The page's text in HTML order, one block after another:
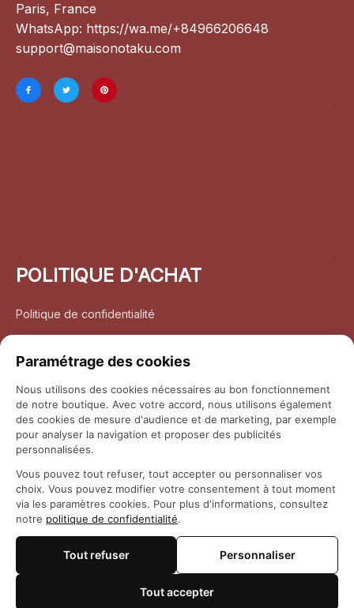
Paris, France
WhatsApp: https://wa.me/+84966206648
support@maisonotaku.com
POLITIQUE D'ACHAT
Politique de confidentialité
Politique de retour et remboursement
Coordonnées
Questions fréquemment posées
© 2026 Maison Otaku
Paramétrage des cookies
Nous utilisons des cookies nécessaires au bon fonctionnement
de notre boutique. Avec votre accord, nous utilisons également
des cookies de mesure d'audience et de marketing, par exemple
pour analyser la navigation et proposer des publicités
personnalisées.
Vous pouvez tout refuser, tout accepter ou personnaliser vos
choix. Vous pouvez modifier votre consentement à tout moment
via les paramètres cookies. Pour plus d'informations, consultez
notre politique de confidentialité.
Tout refuser Personnaliser
Tout accepter